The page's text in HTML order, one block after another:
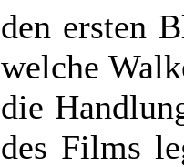
den ersten
welche
die
des Films